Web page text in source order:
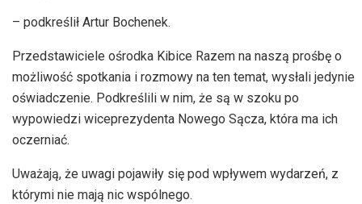
– podkreślił Artur Bochenek.
Przedstawiciele ośrodka Kibice Razem na naszą prośbę o
możliwość spotkania i rozmowy na ten temat, wysłali jedynie
oświadczenie. Podkreślili w nim, że są w szoku po
wypowiedzi wiceprezydenta Nowego Sącza, która ma ich
oczerniać.
Uważają, że uwagi pojawiły się pod wpływem wydarzeń, z
którymi nie mają nic wspólnego.